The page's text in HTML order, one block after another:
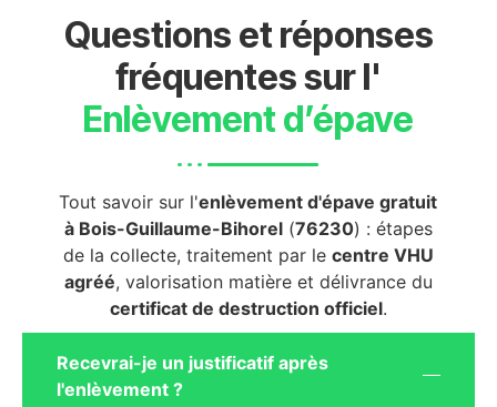
Questions et réponses
fréquentes sur l'
Enlèvement d’épave
Tout savoir sur l'enlèvement d'épave gratuit
à Bois-Guillaume-Bihorel(76230) : étapes
de la collecte, traitement par le centre VHU
agréé, valorisation matière et délivrance du
certificat de destruction officiel.
Recevrai-je un justificatif après
l'enlèvement ?